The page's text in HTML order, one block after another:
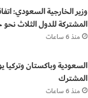
وزير الخارجية السعودي:
المشتركة للدول الثلاث نحو
منذ 6 ساعات
السعودية وباكستان وتركيا
المشترك
منذ 6 ساعات